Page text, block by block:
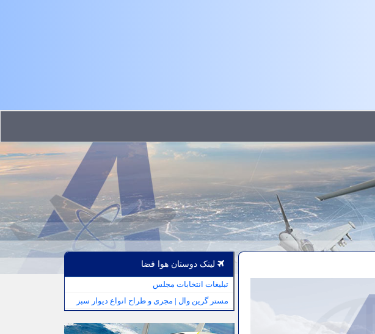
لینک دوستان هوا فضا
تبلیغات انتخابات مجلس
مستر گرین وال | مجری و طراح انواع دیوار سبز